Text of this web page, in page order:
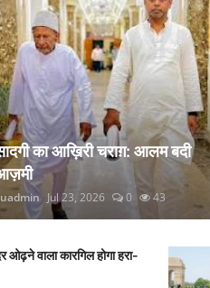
का आख़िरी चराग़: आलम बदी
Jul 23, 2026 0 43
ओढ़ने वाला कारगिल होगा हरा-